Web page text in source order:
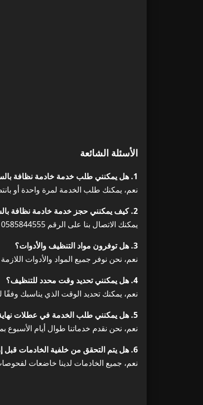
الأسئلة الشائعة
1. هل يمكنني طلب خدمة خادمة نظافة بالساعه لمرة واحدة فقط؟
نعم، يمكنك طلب الخدمة لمرة واحدة أو
2. كيف يمكنني حجز خدمة خادمة نظافة بالساعه؟
يمكنك الاتصال بنا على الرقم 0585844555 لتحديد موعد الخدمة أو زيارة موقعنا الإلكتروني لإجراء الحجز.
3. هل توفرون مواد التنظيف والأدوات؟
نعم، نحن نوفر جميع المواد والأدوات
4. هل يمكنني تحديد وقت محدد للتنظيف؟
نعم، يمكنك تحديد الوقت الذي يناسبك
5. هل يمكنني طلب الخدمة في عطلات نهاية الأسبوع؟
نعم، نحن نقدم خدماتنا طوال أيام الأسبوع
6. هل يتم التحقق من خلفية الخادمات قبل إرسالهن إلى المنزل؟
نعم، جميع الخادمات لدينا خاضعات